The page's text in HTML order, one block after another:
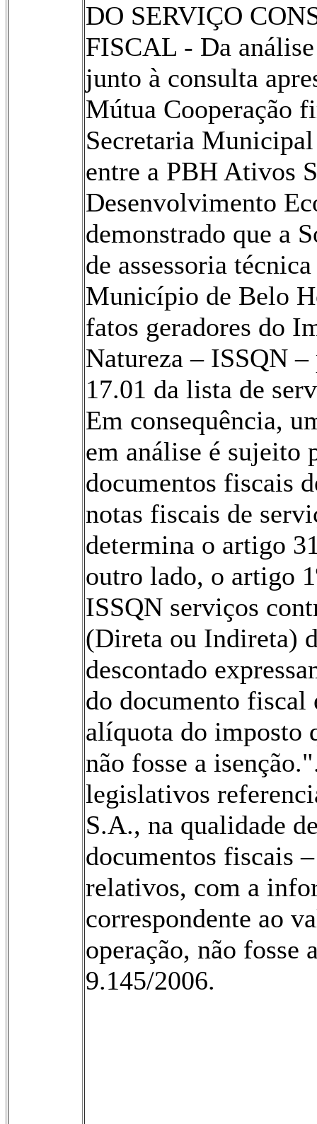
DO SERVIÇO
FISCAL - Da
junto à consulta
Mútua Cooperação
Secretaria
entre a PBH Ativos
Desenvolvimento
demonstrado que a
de assessoria
Município de Belo
fatos geradores do
Natureza – ISSQN
17.01 da lista de
Em consequência,
em análise é sujeito
documentos fiscais
notas fiscais de
determina o artigo
outro lado, o artigo
ISSQN serviços
(Direta ou Indireta)
descontado
do documento fiscal
alíquota do imposto
não fosse a
legislativos
S.A., na qualidade
documentos fiscais
relativos, com a
correspondente ao
operação, não fosse
9.145/2006.